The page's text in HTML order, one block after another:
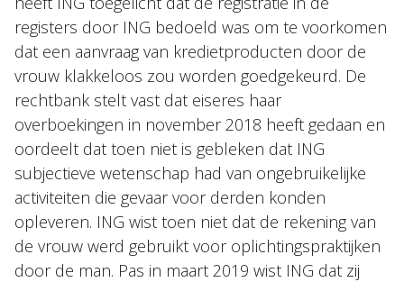
registers door ING bedoeld was om te voorkomen
dat een aanvraag van kredietproducten door de
vrouw klakkeloos zou worden goedgekeurd. De
rechtbank stelt vast dat eiseres haar
overboekingen in november 2018 heeft gedaan en
oordeelt dat toen niet is gebleken dat ING
subjectieve wetenschap had van ongebruikelijke
activiteiten die gevaar voor derden konden
opleveren. ING wist toen niet dat de rekening van
de vrouw werd gebruikt voor oplichtingspraktijken
door de man. Pas in maart 2019 wist ING dat zij